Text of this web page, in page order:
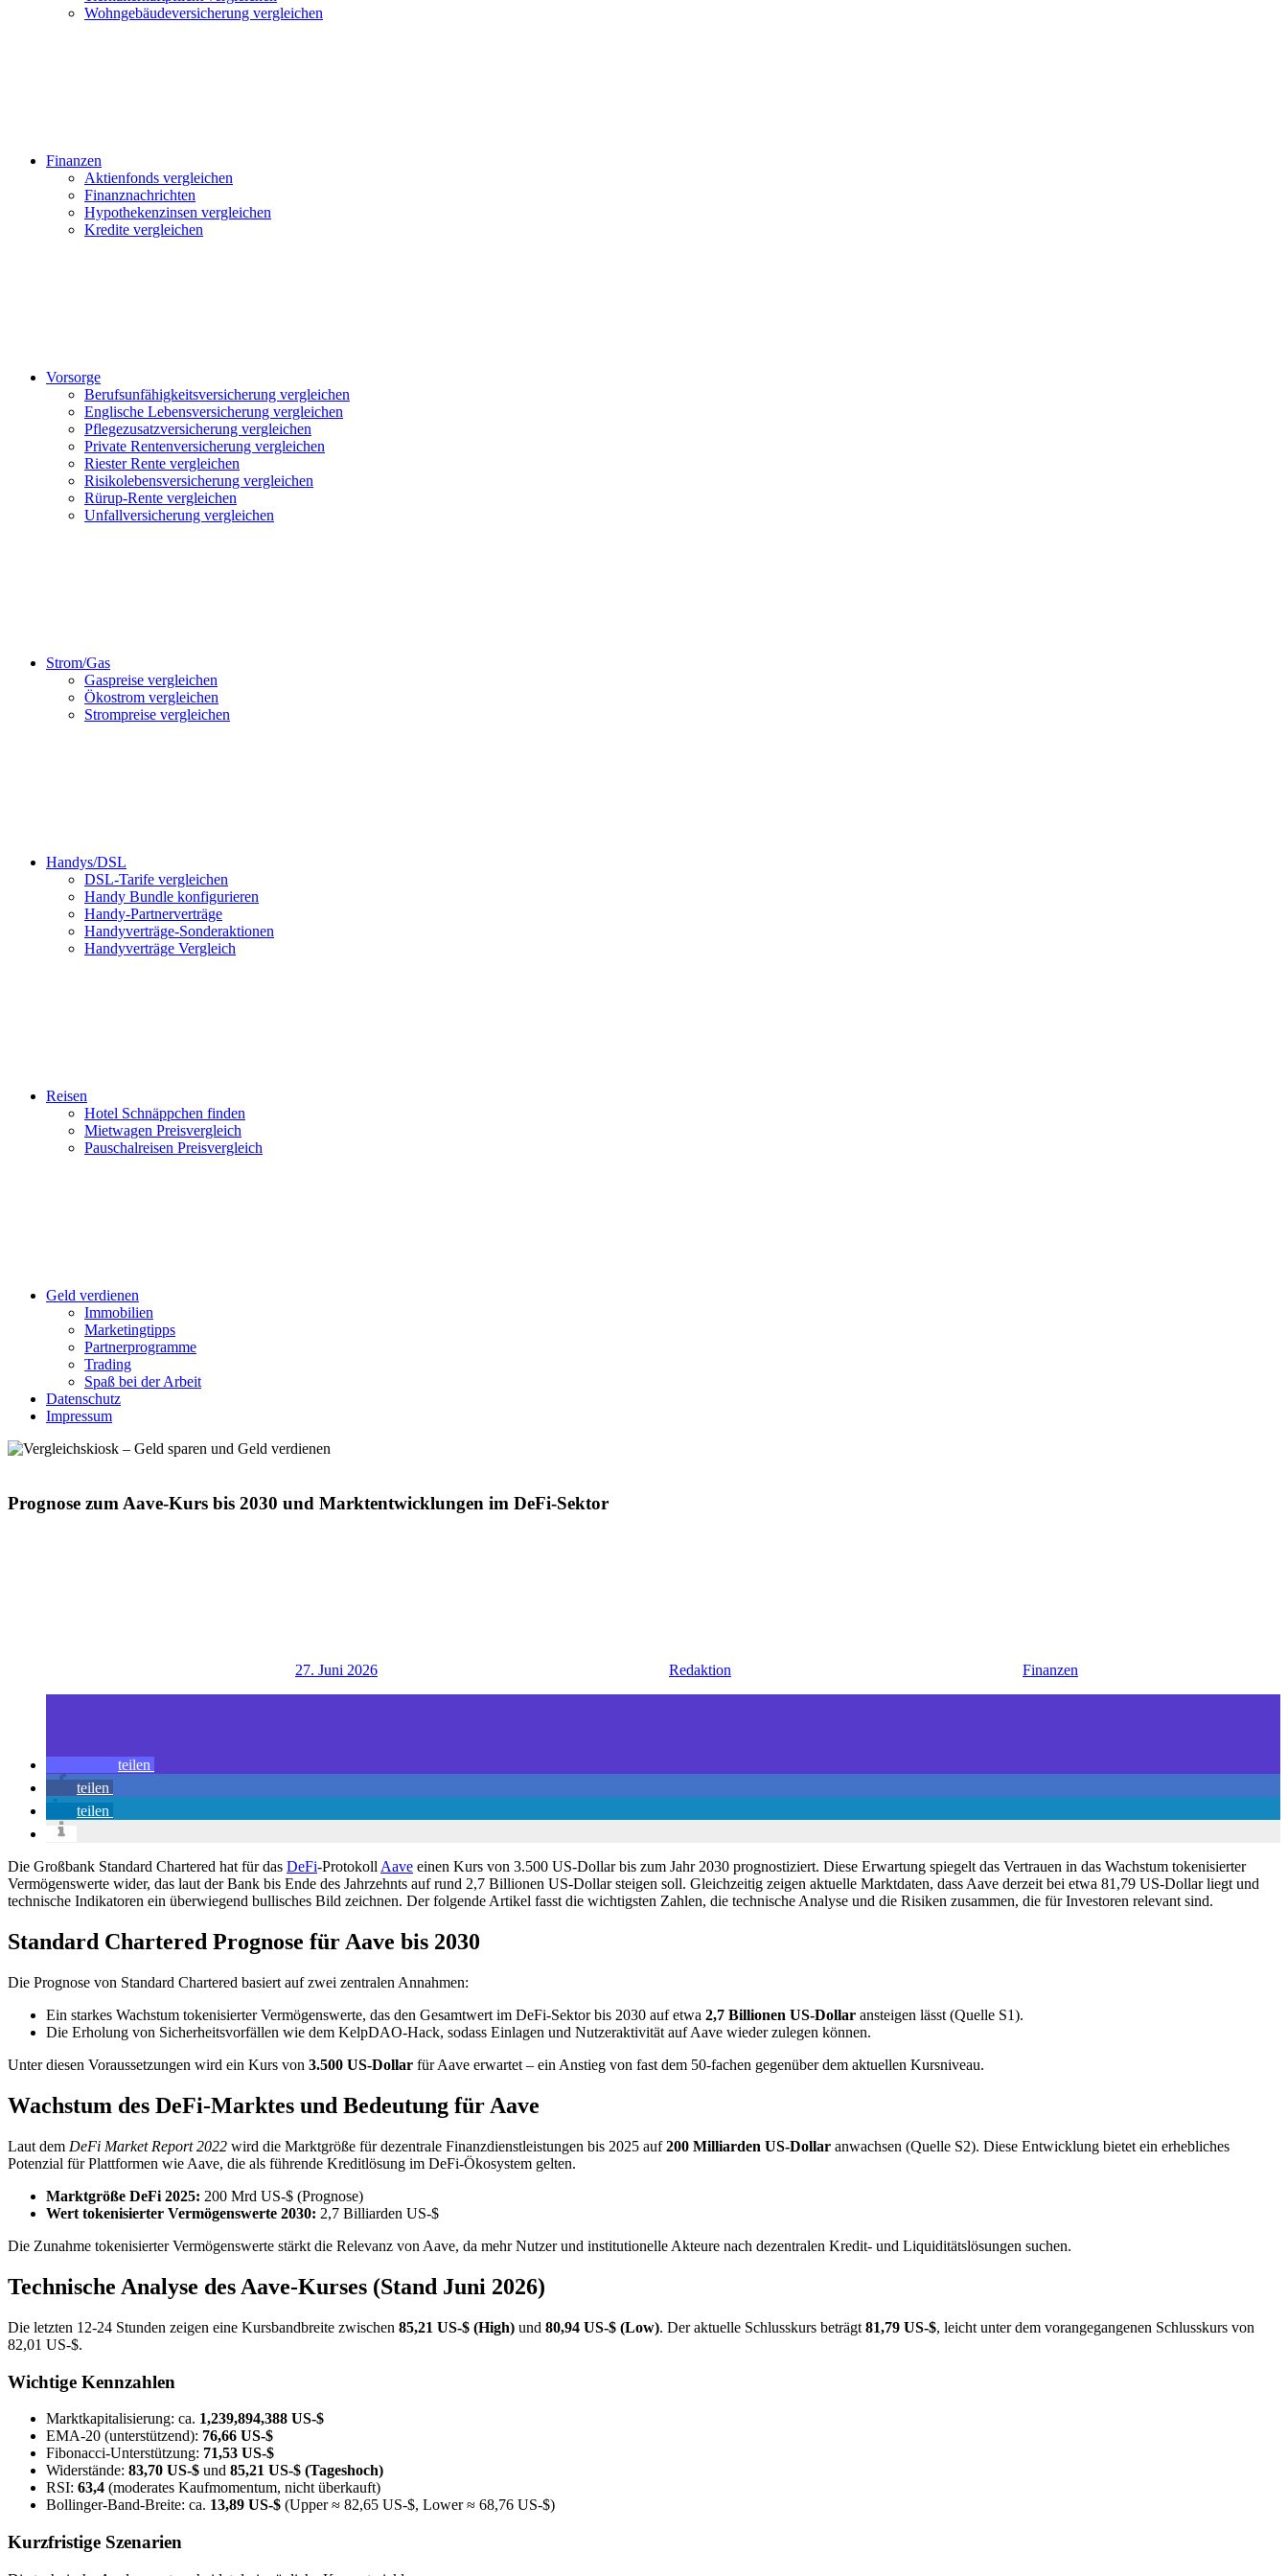
Wohngebäudeversicherung vergleichen
Finanzen
Aktienfonds vergleichen
Finanznachrichten
Hypothekenzinsen vergleichen
Kredite vergleichen
Vorsorge
Berufsunfähigkeitsversicherung vergleichen
Englische Lebensversicherung vergleichen
Pflegezusatzversicherung vergleichen
Private Rentenversicherung vergleichen
Riester Rente vergleichen
Risikolebensversicherung vergleichen
Rürup-Rente vergleichen
Unfallversicherung vergleichen
Strom/Gas
Gaspreise vergleichen
Ökostrom vergleichen
Strompreise vergleichen
Handys/DSL
DSL-Tarife vergleichen
Handy Bundle konfigurieren
Handy-Partnerverträge
Handyverträge-Sonderaktionen
Handyverträge Vergleich
Reisen
Hotel Schnäppchen finden
Mietwagen Preisvergleich
Pauschalreisen Preisvergleich
Geld verdienen
Immobilien
Marketingtipps
Partnerprogramme
Trading
Spaß bei der Arbeit
Datenschutz
Impressum
Prognose zum Aave-Kurs bis 2030 und Marktentwicklungen im DeFi-Sektor
27. Juni 2026 Redaktion Finanzen
teilen
teilen
teilen
Die Großbank Standard Chartered hat für das DeFi-ProtokollAave einen Kurs von 3.500 US-Dollar bis zum Jahr 2030 prognostiziert. Diese Erwartung spiegelt das Vertrauen in das Wachstum tokenisierter
Vermögenswerte wider, das laut der Bank bis Ende des Jahrzehnts auf rund 2,7 Billionen US-Dollar steigen soll. Gleichzeitig zeigen aktuelle Marktdaten, dass Aave derzeit bei etwa 81,79 US-Dollar liegt und
technische Indikatoren ein überwiegend bullisches Bild zeichnen. Der folgende Artikel fasst die wichtigsten Zahlen, die technische Analyse und die Risiken zusammen, die für Investoren relevant sind.
Standard Chartered Prognose für Aave bis 2030
Die Prognose von Standard Chartered basiert auf zwei zentralen Annahmen:
Ein starkes Wachstum tokenisierter Vermögenswerte, das den Gesamtwert im DeFi-Sektor bis 2030 auf etwa 2,7 Billionen US-Dollar ansteigen lässt (Quelle S1).
Die Erholung von Sicherheitsvorfällen wie dem KelpDAO-Hack, sodass Einlagen und Nutzeraktivität auf Aave wieder zulegen können.
Unter diesen Voraussetzungen wird ein Kurs von 3.500 US-Dollar für Aave erwartet – ein Anstieg von fast dem 50-fachen gegenüber dem aktuellen Kursniveau.
Wachstum des DeFi-Marktes und Bedeutung für Aave
Laut dem DeFi Market Report 2022 wird die Marktgröße für dezentrale Finanzdienstleistungen bis 2025 auf200 Milliarden US-Dollar anwachsen (Quelle S2). Diese Entwicklung bietet ein erhebliches
Potenzial für Plattformen wie Aave, die als führende Kreditlösung im DeFi-Ökosystem gelten.
Marktgröße DeFi 2025: 200 Mrd US-$ (Prognose)
Wert tokenisierter Vermögenswerte 2030: 2,7 Billiarden US-$
Die Zunahme tokenisierter Vermögenswerte stärkt die Relevanz von Aave, da mehr Nutzer und institutionelle Akteure nach dezentralen Kredit- und Liquiditätslösungen suchen.
Technische Analyse des Aave-Kurses (Stand Juni 2026)
Die letzten 12-24 Stunden zeigen eine Kursbandbreite zwischen 85,21 US-$ (High) und 80,94 US-$ (Low). Der aktuelle Schlusskurs beträgt 81,79 US-$, leicht unter dem vorangegangenen Schlusskurs von
82,01 US-$.
Wichtige Kennzahlen
Marktkapitalisierung: ca. 1,239,894,388 US-$
EMA-20 (unterstützend): 76,66 US-$
Fibonacci-Unterstützung: 71,53 US-$
Widerstände: 83,70 US-$ und 85,21 US-$ (Tageshoch)
RSI: 63,4 (moderates Kaufmomentum, nicht überkauft)
Bollinger-Band-Breite: ca. 13,89 US-$ (Upper ≈ 82,65 US-$, Lower ≈ 68,76 US-$)
Kurzfristige Szenarien